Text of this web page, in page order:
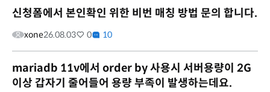
신청폼에서 본인확인 위한 비번 매칭 방법 문의 합니다.
xone26.08.03 0 10
mariadb 11v에서 order by 사용시 서버용량이 2G
이상 갑자기 줄어들어 용량 부족이 발생하는데요.